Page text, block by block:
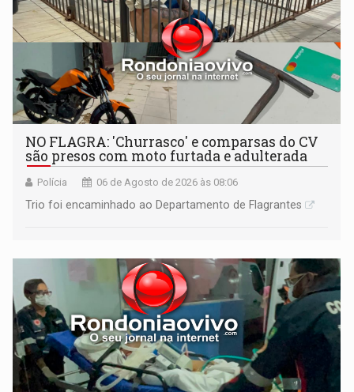
NO FLAGRA: 'Churrasco' e comparsas do CV
são presos com moto furtada e adulterada
Polícia 06 de Agosto de 2026 às 08:06
Trio foi encaminhado ao Departamento de Flagrantes